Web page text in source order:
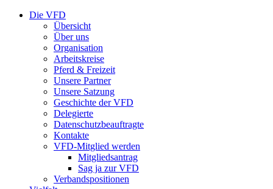
Die VFD
Übersicht
Über uns
Organisation
Arbeitskreise
Pferd & Freizeit
Unsere Partner
Unsere Satzung
Geschichte der VFD
Delegierte
Datenschutzbeauftragte
Kontakte
VFD-Mitglied werden
Mitgliedsantrag
Sag ja zur VFD
Verbandspositionen